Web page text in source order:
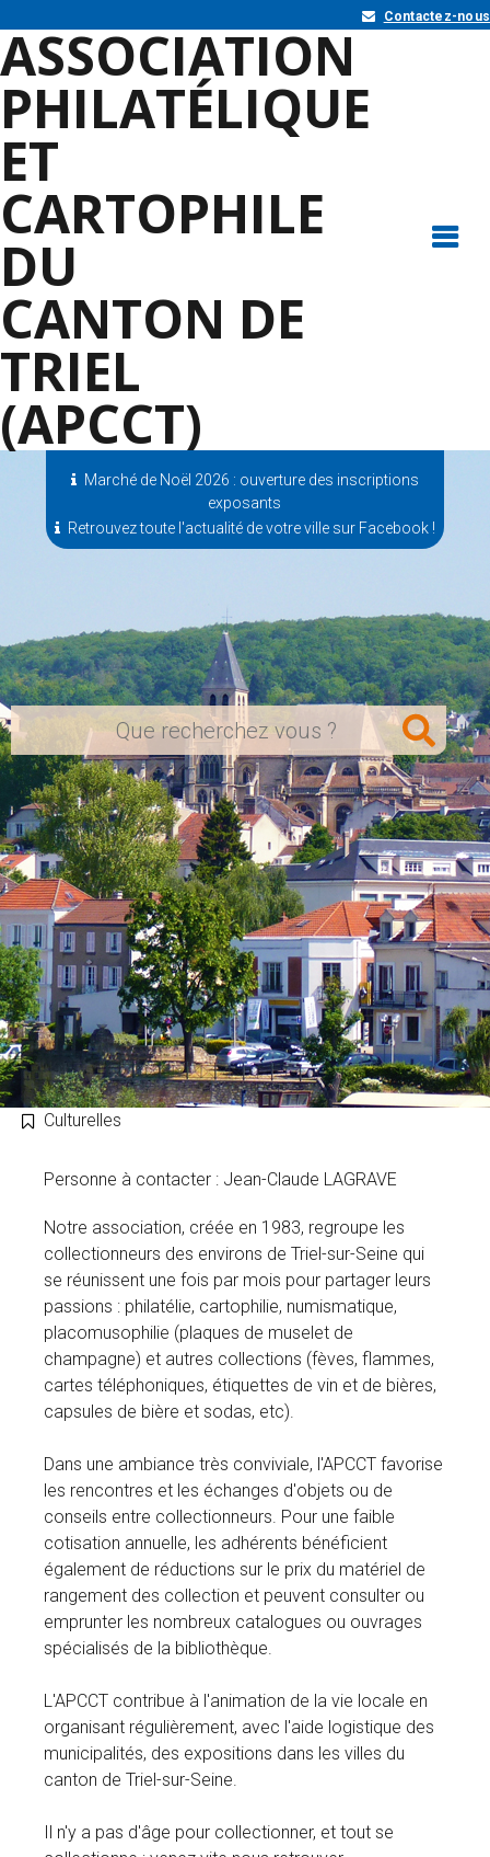
Contactez-nous
ASSOCIATION
PHILATÉLIQUE
ET
CARTOPHILE
DU
CANTON DE
TRIEL
(APCCT)
Marché de Noël 2026 : ouverture des inscriptions
exposants
Retrouvez toute l'actualité de votre ville sur Facebook !
Rechercher
sur
le
site
Culturelles
Personne à contacter : Jean-Claude LAGRAVE
Notre association, créée en 1983, regroupe les
collectionneurs des environs de Triel-sur-Seine qui
se réunissent une fois par mois pour partager leurs
passions : philatélie, cartophilie, numismatique,
placomusophilie (plaques de muselet de
champagne) et autres collections (fèves, flammes,
cartes téléphoniques, étiquettes de vin et de bières,
capsules de bière et sodas, etc).
Dans une ambiance très conviviale, l'APCCT favorise
les rencontres et les échanges d'objets ou de
conseils entre collectionneurs. Pour une faible
cotisation annuelle, les adhérents bénéficient
également de réductions sur le prix du matériel de
rangement des collection et peuvent consulter ou
emprunter les nombreux catalogues ou ouvrages
spécialisés de la bibliothèque.
L'APCCT contribue à l'animation de la vie locale en
organisant régulièrement, avec l'aide logistique des
municipalités, des expositions dans les villes du
canton de Triel-sur-Seine.
Il n'y a pas d'âge pour collectionner, et tout se